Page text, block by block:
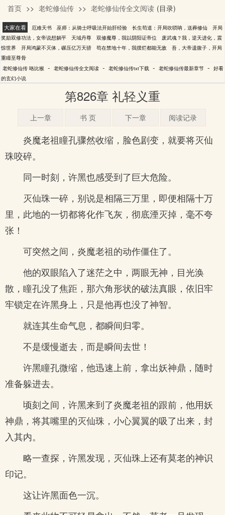
咯比猴
首页 >> 老蛇修仙传 >> 老蛇修仙传全文阅读 (目录)
大家在看 厄难天书 巫师：从骑士呼吸法开始肝经验 长生苟道：开局吹唢呐，送葬修仙
开局
奖励双修功法，女帝说想躺平
天域丹尊 双修魔尊，我以阴阳证帝位
废武魂？我，逆天进化，震
惊世界
开局鸿蒙不灭体，碾压亿万天骄 苟在禁地十年，我摆烂都能无敌
吾，大帝遗腹子，开局
重瞳至尊骨
老蛇修仙传 咯比猴 - 老蛇修仙传全文阅读 - 老蛇修仙传txt下载 - 老蛇修仙传最新章节 - 好看
的玄幻小说
第826章 礼轻义重
上一章 书 页 下一章 阅读记录
炎魔老祖瞳孔骤然收缩，脸色剧变，就要将灭仙
珠咬碎。
同一时刻，许黑也感受到了巨大危险。
灭仙珠一碎，别说是相隔三万里，即便相隔十万
里，此地的一切都将化作飞灰，彻底湮灭掉，毫不夸
张！
可突然之间，炎魔老祖的动作僵住了。
他的双眼陷入了迷茫之中，两眼无神，目光涣
散，瞳孔没了焦距，那六角形状的破法真眼，依旧牢
牢锁定在许黑身上，只是他再也没了神智。
就连其生命气息，都瞬间归零。
不是缓慢逝去，而是瞬间去世！
许黑瞳孔微缩，他迅速上前，拿出妖神鼎，随时
准备躲进去。
顷刻之间，许黑来到了炎魔老祖的跟前，他用妖
神鼎，将其嘴里的灭仙珠，小心翼翼的吸了出来，封
入其内。
略一查探，许黑发现，灭仙珠上还有莫老的神识
印记。
这让许黑面色一沉。